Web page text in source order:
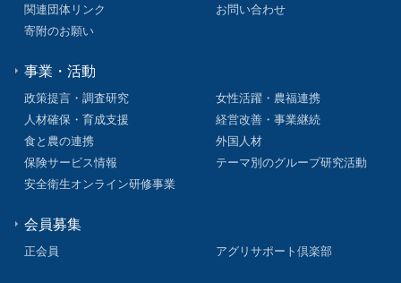
関連団体リンク
お問い合わせ
寄附のお願い
事業・活動
政策提言・調査研究
女性活躍・農福連携
人材確保・育成支援
経営改善・事業継続
食と農の連携
外国人材
保険サービス情報
テーマ別のグループ研究活動
安全衛生オンライン研修事業
会員募集
正会員 アグリサポート倶楽部